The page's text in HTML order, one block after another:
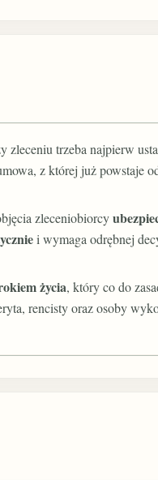
zleceniu trzeba najpierw
z której już powstaje
zleceniobiorcy
i wymaga odrębnej
życia, który co do
rencisty oraz osoby